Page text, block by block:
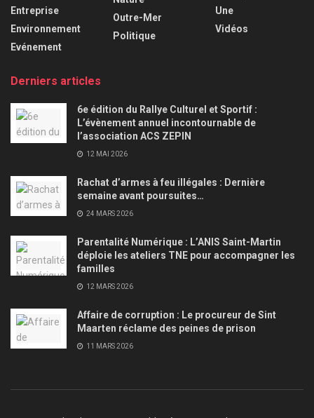
Entreprise
Environnement
Evénement
Outre-Mer
Politique
Une
Vidéos
Derniers articles
6e édition du Rallye Culturel et Sportif :
L’évènement annuel incontournable de
l’association ACS ZEPIN
12 MAI 2026
Rachat d’armes à feu illégales : Dernière
semaine avant poursuites…
24 MARS 2026
Parentalité Numérique : L’ANIS Saint-Martin
déploie les ateliers TNE pour accompagner les
familles
12 MARS 2026
Affaire de corruption : Le procureur de Sint
Maarten réclame des peines de prison
11 MARS 2026